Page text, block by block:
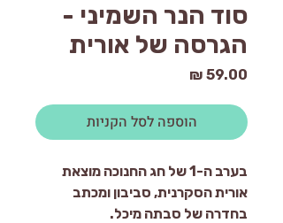
סוד הנר השמיני -
הגרסה של אורית
הוספה לסל הקניות
בערב ה-1 של חג החנוכה מוצאת
אורית הסקרנית, סביבון ומכתב
בחדרה של סבתה מיכל.